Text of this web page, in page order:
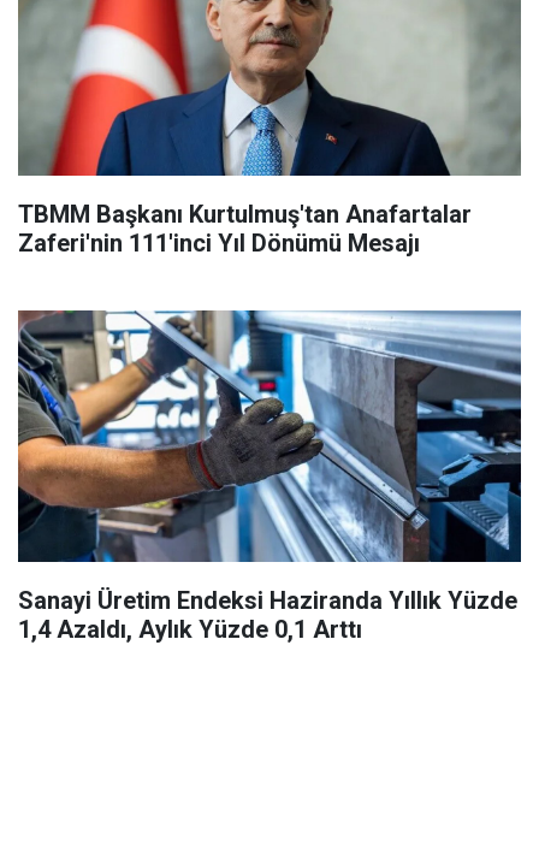
TBMM Başkanı Kurtulmuş'tan Anafartalar
Zaferi'nin 111'inci Yıl Dönümü Mesajı
Sanayi Üretim Endeksi Haziranda Yıllık Yüzde
1,4 Azaldı, Aylık Yüzde 0,1 Arttı